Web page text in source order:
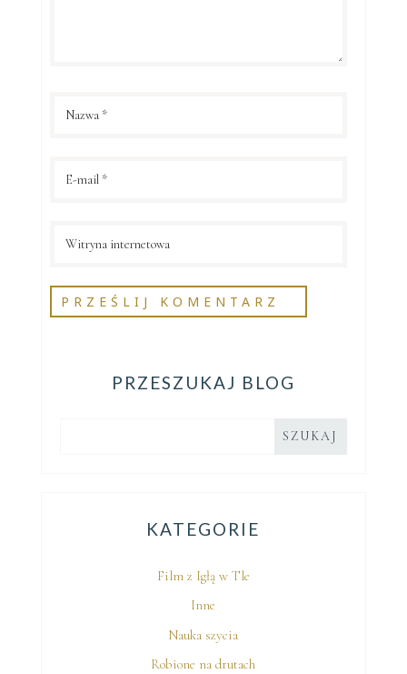
PRZESZUKAJ BLOG
KATEGORIE
Film z Igłą w Tle
Inne
Nauka szycia
Robione na drutach